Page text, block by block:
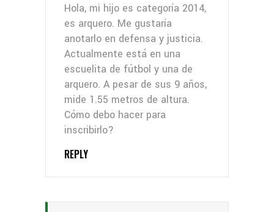
Hola, mi hijo es categoría 2014,
es arquero. Me gustaría
anotarlo en defensa y justicia.
Actualmente está en una
escuelita de fútbol y una de
arquero. A pesar de sus 9 años,
mide 1.55 metros de altura.
Cómo debo hacer para
inscribirlo?
REPLY